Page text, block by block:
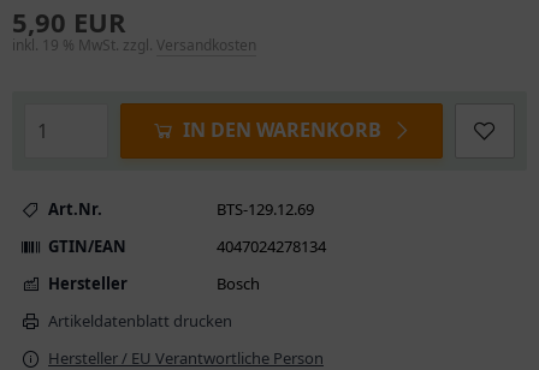
5,90 EUR
inkl. 19 % MwSt. zzgl. Versandkosten
IN DEN WARENKORB
Art.Nr.
BTS-129.12.69
GTIN/EAN
4047024278134
Hersteller
Bosch
Artikeldatenblatt drucken
Hersteller / EU Verantwortliche Person